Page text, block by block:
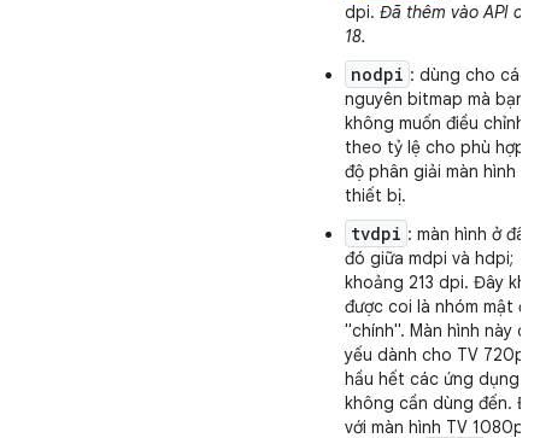
dpi. Đã thêm vào API
18.
nodpi : dùng cho các
nguyên bitmap mà bạn
không muốn điều chỉnh
theo tỷ lệ cho phù hợp
độ phân giải màn hình
thiết bị.
tvdpi : màn hình ở đâu
đó giữa mdpi và hdpi;
khoảng 213 dpi. Đây
được coi là nhóm mật độ
"chính". Màn hình này
yếu dành cho TV 720p
hầu hết các ứng dụng
không cần dùng đến.
với màn hình TV 1080p,